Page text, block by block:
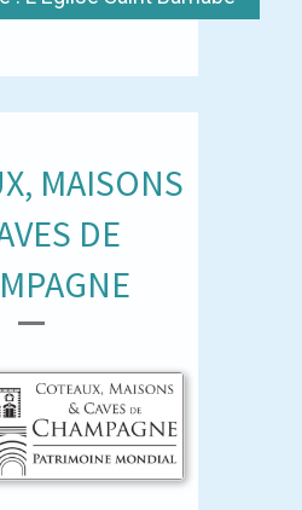
MAISONS
DE